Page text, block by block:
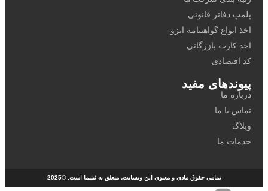
پلمپ دفاتر قانونی
اخذ انواع گواهینامه ایزو
اخذ کارت بازرگانی
کد اقتصادی
پیوندهای مفید
درباره ما
تماس با ما
وبلاگ
خدمات ما
تمامی حقوق مادی و معنوی این وبسایت، متعلق به ثبتیما است. ©2025